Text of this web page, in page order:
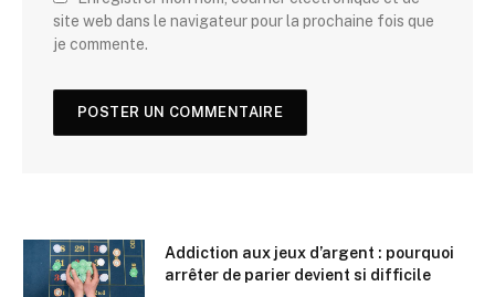
site web dans le navigateur pour la prochaine fois que
je commente.
Addiction aux jeux d’argent : pourquoi
arrêter de parier devient si difficile